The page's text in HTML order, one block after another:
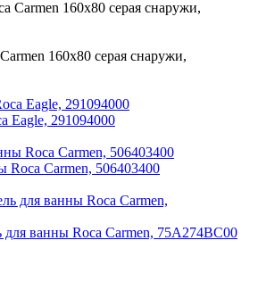
160x80 серая снаружи,
Eagle, 291094000
Carmen, 506403400
для ванны Roca Carmen, 75А274ВС00